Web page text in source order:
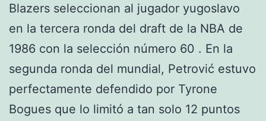
Blazers seleccionan al jugador yugoslavo
en la tercera ronda del draft de la NBA de
1986 con la selección número 60 . En la
segunda ronda del mundial, Petrović estuvo
perfectamente defendido por Tyrone
Bogues que lo limitó a tan solo 12 puntos